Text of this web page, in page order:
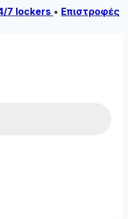
7 lockers • Επιστροφές